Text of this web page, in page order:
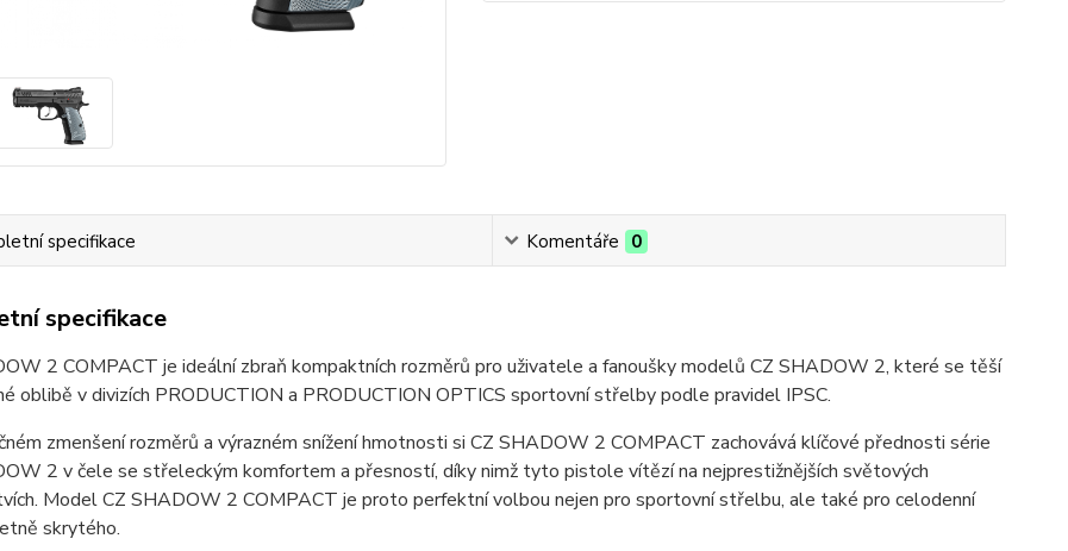
specifikace Komentáře 0
specifikace
2 COMPACT je ideální zbraň kompaktních rozměrů pro uživatele a fanoušky modelů CZ SHADOW 2, které se těší
oblibě v divizích PRODUCTION a PRODUCTION OPTICS sportovní střelby podle pravidel IPSC.
zmenšení rozměrů a výrazném snížení hmotnosti si CZ SHADOW 2 COMPACT zachovává klíčové přednosti série
2 v čele se střeleckým komfortem a přesností, díky nimž tyto pistole vítězí na nejprestižnějších světových
Model CZ SHADOW 2 COMPACT je proto perfektní volbou nejen pro sportovní střelbu, ale také pro celodenní
skrytého.